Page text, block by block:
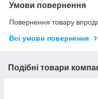
Умови повернення
Повернення товару
Всі умови повернення
Подібні товари